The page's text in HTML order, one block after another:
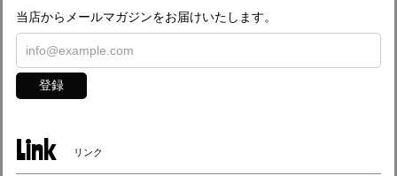
当店からメールマガジンをお届けいたします。
登録
Link リンク